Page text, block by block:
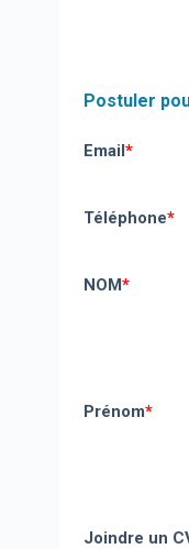
Postuler
Email*
Téléphone*
NOM*
Prénom*
Joindre un